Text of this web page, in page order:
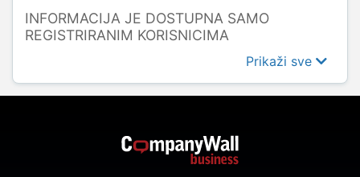
INFORMACIJA JE DOSTUPNA SAMO
REGISTRIRANIM KORISNICIMA
Prikaži sve